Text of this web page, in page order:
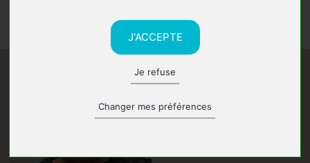
J'ACCEPTE
Je refuse
Changer mes préférences
de l’intime, de l’amour et de la reconstruction.